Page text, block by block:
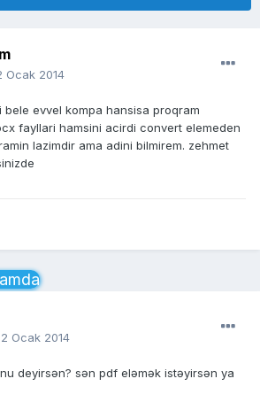
Ocak 2014
bele evvel kompa hansisa proqram
fayllari hamsini acirdi convert elemeden
lazimdir ama adini bilmirem. zehmet
Ocak 2014
deyirsən? sən pdf eləmək istəyirsən ya